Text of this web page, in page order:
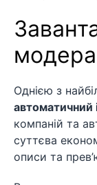
Однією з
автоматичний
компаній та
суттєва
описи та